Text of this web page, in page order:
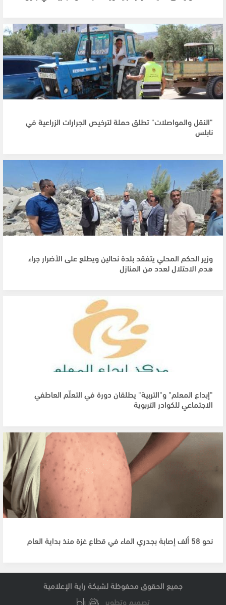
"النقل والمواصلات" تطلق حملة لترخيص الجرارات الزراعية في
نابلس
وزير الحكم المحلي يتفقد بلدة نحالين ويطلع على الأضرار جراء
هدم الاحتلال لعدد من المنازل
"إبداع المعلم" و"التربية" يطلقان دورة في التعلّم العاطفي
الاجتماعي للكوادر التربوية
نحو 58 ألف إصابة بجدري الماء في قطاع غزة منذ بداية العام
جميع الحقوق محفوظة لشبكة راية الإعلامية
تصميم وتطوير